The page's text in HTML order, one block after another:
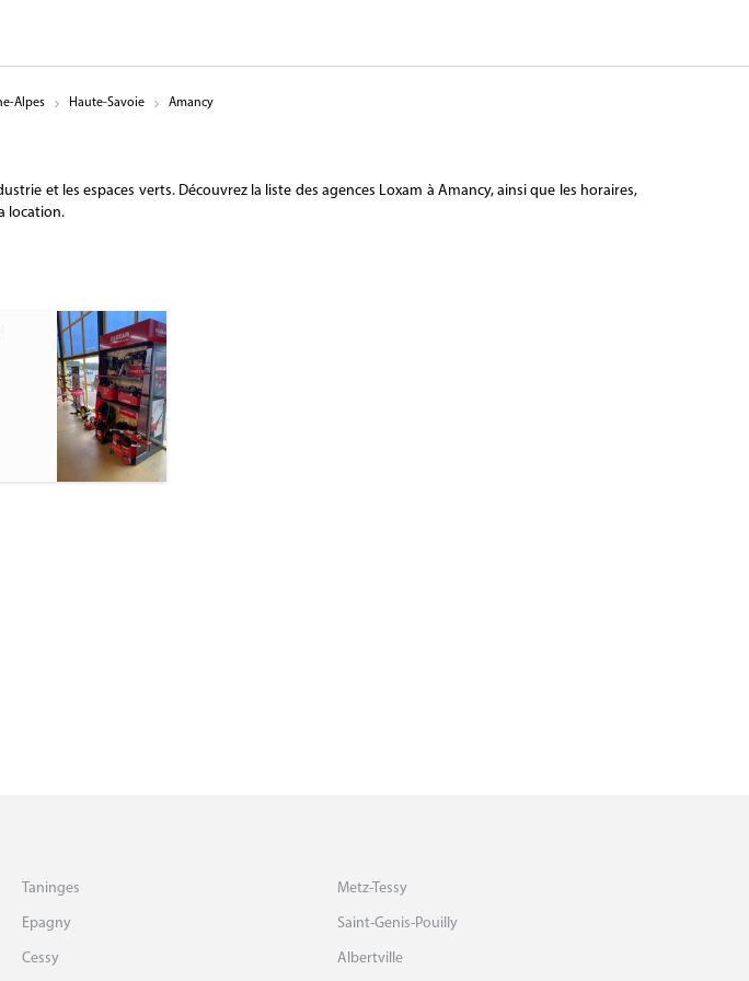
Alpes Haute-Savoie Amancy
et les espaces verts. Découvrez la liste des agences Loxam à Amancy, ainsi que les horaires,
location.
Taninges Metz-Tessy
Epagny Saint-Genis-Pouilly
Cessy Albertville